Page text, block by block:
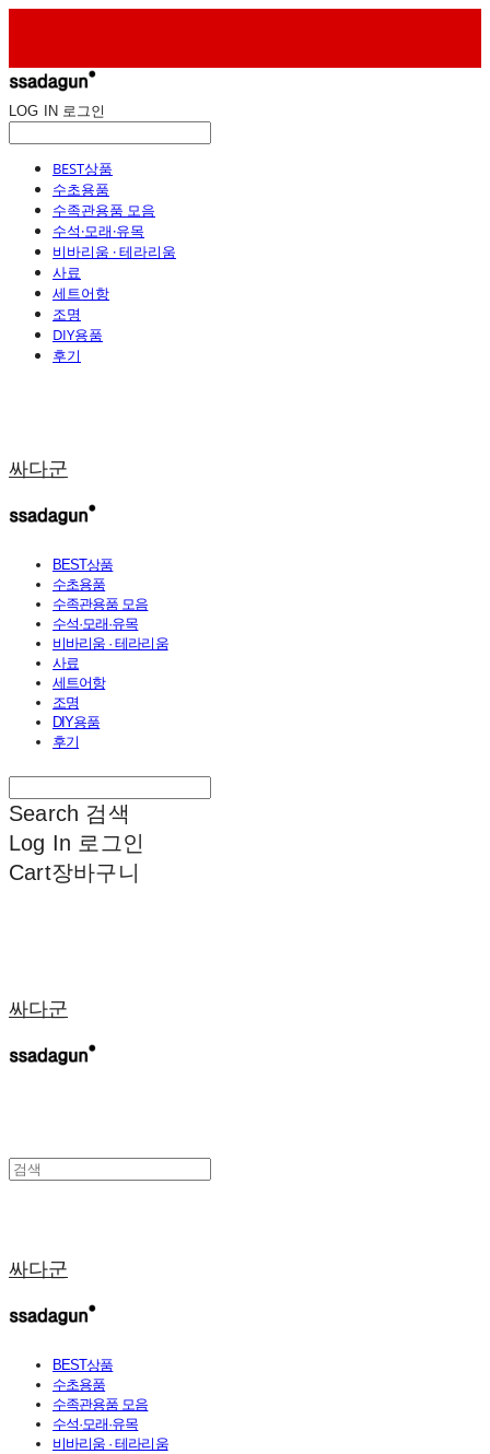
LOG IN 로그인
BEST상품
수초용품
수족관용품 모음
수석·모래·유목
비바리움 · 테라리움
사료
세트어항
조명
DIY용품
후기
싸다군
BEST상품
수초용품
수족관용품 모음
수석·모래·유목
비바리움 · 테라리움
사료
세트어항
조명
DIY용품
후기
Search 검색
Log In 로그인
Cart장바구니
싸다군
싸다군
BEST상품
수초용품
수족관용품 모음
수석·모래·유목
비바리움 · 테라리움